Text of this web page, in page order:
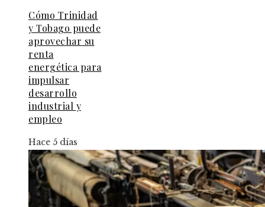
Cómo Trinidad
y Tobago puede
aprovechar su
renta
energética para
impulsar
desarrollo
industrial y
empleo
Hace 5 días